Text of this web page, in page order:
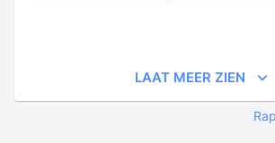
LAAT MEER ZIEN